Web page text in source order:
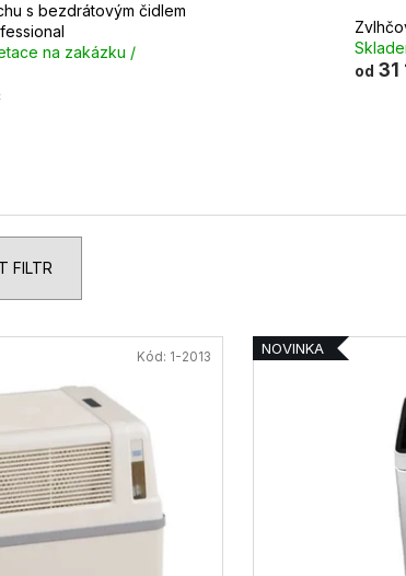
s bezdrátovým čidlem
na zakázku /
od 31
FILTR
Kód: 1-2013 NOVINKA